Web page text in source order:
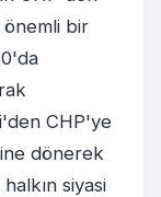
önemli bir
CHP'ye
dönerek
siyasi